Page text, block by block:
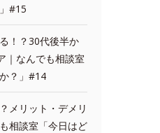
#15
！？30代後半か
｜なんでも相談室
？」#14
メリット・デメリ
相談室「今日はど